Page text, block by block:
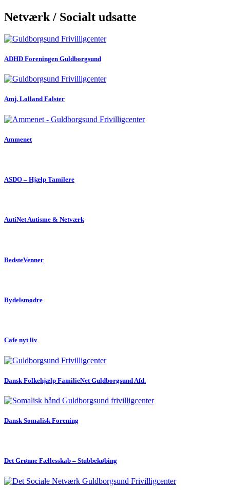
Netværk / Socialt udsatte
ADHD Foreningen Guldborgsund
Amj. Lolland Falster
Ammenet
ASDO – Hjælp Tamilere
AutiNet Autisme & Netværk
BedsteVenner
Bydelsmødre
Cafe nyt liv
Dansk Folkehjælp FamilieNet Guldborgsund Afd.
Dansk Somalisk Forening
Det Grønne Fællesskab – Stubbekøbing